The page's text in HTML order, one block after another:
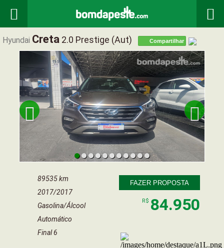
 
Hyundai Creta 2.0 Prestige (aut) Compartilhar
 
89535 km
2017/2017
Gasolina/Álcool
Automático
Final 6
FAZER PROPOSTA
R$ 84.950